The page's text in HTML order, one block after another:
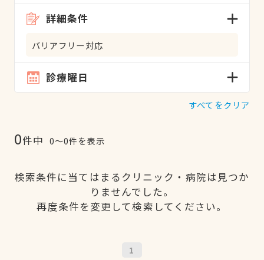
詳細条件
バリアフリー対応
診療曜日
すべてをクリア
0件中 0〜0件を表示
検索条件に当てはまるクリニック・病院は見つか
りませんでした。
再度条件を変更して検索してください。
1